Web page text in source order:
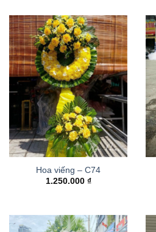
Hoa viếng – C74
1.250.000 ₫